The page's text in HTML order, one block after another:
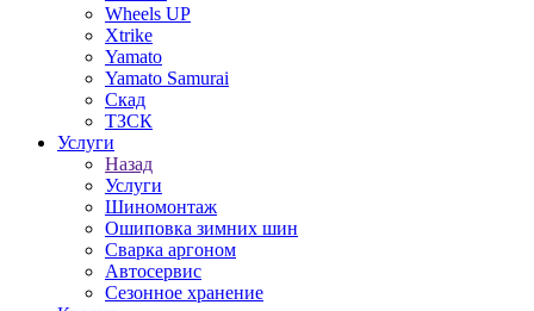
Wheels UP
Xtrike
Yamato
Yamato Samurai
Скад
ТЗСК
Услуги
Назад
Услуги
Шиномонтаж
Ошиповка зимних шин
Сварка аргоном
Автосервис
Сезонное хранение